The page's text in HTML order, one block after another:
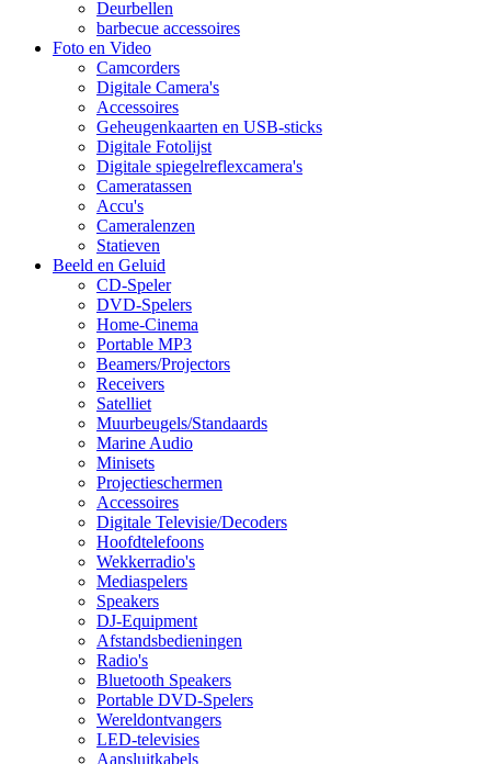
Deurbellen
barbecue accessoires
Foto en Video
Camcorders
Digitale Camera's
Accessoires
Geheugenkaarten en USB-sticks
Digitale Fotolijst
Digitale spiegelreflexcamera's
Cameratassen
Accu's
Cameralenzen
Statieven
Beeld en Geluid
CD-Speler
DVD-Spelers
Home-Cinema
Portable MP3
Beamers/Projectors
Receivers
Satelliet
Muurbeugels/Standaards
Marine Audio
Minisets
Projectieschermen
Accessoires
Digitale Televisie/Decoders
Hoofdtelefoons
Wekkerradio's
Mediaspelers
Speakers
DJ-Equipment
Afstandsbedieningen
Radio's
Bluetooth Speakers
Portable DVD-Spelers
Wereldontvangers
LED-televisies
Aansluitkabels